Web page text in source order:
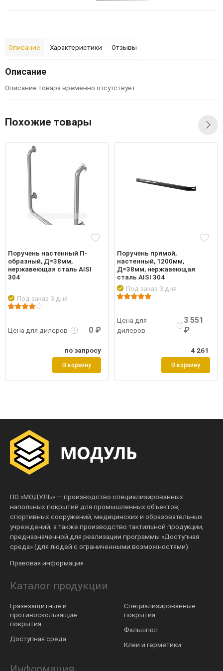
Описание Характеристики Отзывы
Описание
Описание товара временно отсутствует
Похожие товары
Поручень настенный П-
образный, Д=38мм,
нержавеющая сталь AISI
304
Под заказ 3 дня
Цена для дилеров 0 ₽
по запросу
В корзину
Поручень прямой,
настенный, 1200мм,
Д=38мм, нержавеющая
сталь AISI 304
Под заказ 3 дня
Цена для
дилеров
3 551
₽
4 261
В корзину
ПО «МОДУЛЬ» — производство специализированных
напольных покрытий для промышленных объектов,
спортивных сооружений, медицинских и образовательных
учреждений, а также производство тактильной продукции,
предназначенной для реализации программы «Доступная
среда» (для людей с ограниченными возможностями).
Правовая информация
Каталог продукции
Грязезащитные и
противоскользящие
покрытия
Доступная среда
Специализированные
покрытия
Фальшпол
Клеи и герметики